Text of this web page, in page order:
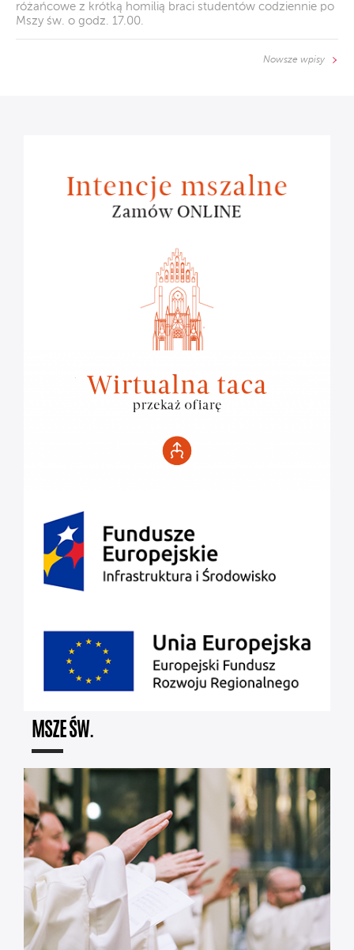
różańcowe z krótką homilią braci studentów codziennie po
Mszy św. o godz. 17.00.
Nowsze wpisy
MSZE ŚW.